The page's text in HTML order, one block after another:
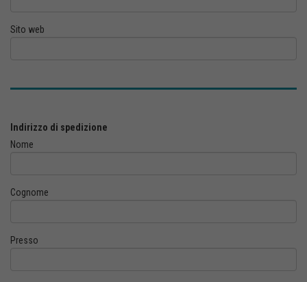
Sito web
Indirizzo di spedizione
Nome
Cognome
Presso